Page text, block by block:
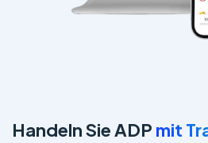
Handeln Sie ADP mit